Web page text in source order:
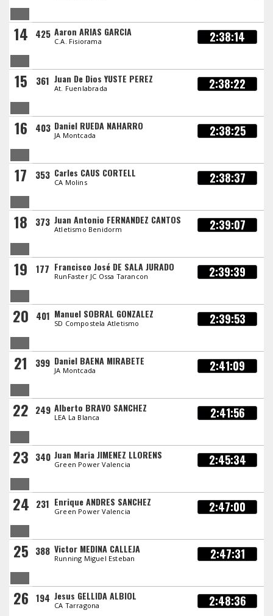
14 425 Aaron ARIAS GARCIA
C.A. Fisiorama 2:38:14
15 361 Juan De Dios YUSTE PEREZ
At. Fuenlabrada 2:38:22
16 403 Daniel RUEDA NAHARRO
JA Montcada 2:38:25
17 353 Carles CAUS CORTELL
CA Molins 2:38:37
18 373 Juan Antonio FERNANDEZ CANTOS
Atletismo Benidorm 2:39:07
19 177 Francisco José DE SALA JURADO
RunFaster JC Ossa Tarancon 2:39:39
20 401 Manuel SOBRAL GONZALEZ
SD Compostela Atletismo 2:39:53
21 399 Daniel BAENA MIRABETE
JA Montcada 2:41:09
22 249 Alberto BRAVO SANCHEZ
LEA La Blanca 2:41:56
23 340 Juan Maria JIMENEZ LLORENS
Green Power Valencia 2:45:34
24 231 Enrique ANDRES SANCHEZ
Green Power Valencia 2:47:00
25 388 Victor MEDINA CALLEJA
Running Miguel Esteban 2:47:31
26 194 Jesus GELLIDA ALBIOL
CA Tarragona 2:48:36